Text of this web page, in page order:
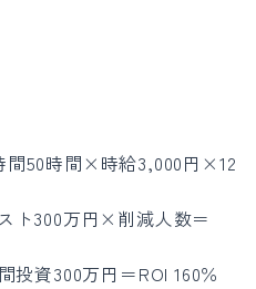
間50時間×時給3,000円×12
ト300万円×削減人数＝
資300万円＝ROI 160％